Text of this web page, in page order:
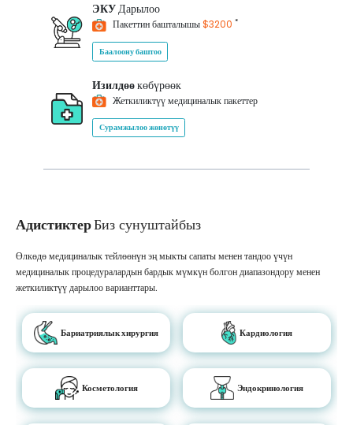
ЭКУДарылоо
Пакеттин башталышы$3200 *
Баалоону баштоо
Изилдөөкөбүрөөк
Жеткиликтүү медициналык пакеттер
Сурамжылоо жөнөтүү
АдистиктерБиз сунуштайбыз
Өлкөдө медициналык тейлөөнүн эң мыкты сапаты менен тандоо үчүн
медициналык процедуралардын бардык мүмкүн болгон диапазондору менен
жеткиликтүү дарылоо варианттары.
Бариатриялык хирургия Кардиология
Косметология Эндокринология